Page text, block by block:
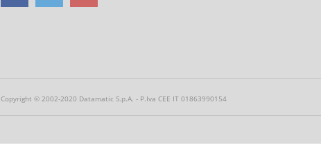
Copyright © 2002-2020 Datamatic S.p.A. - P.Iva CEE IT 01863990154